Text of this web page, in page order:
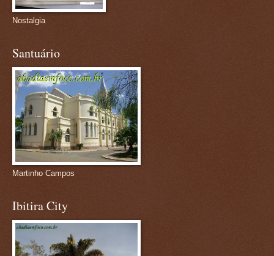
Nostalgia
Santuário
Martinho Campos
Ibitira City